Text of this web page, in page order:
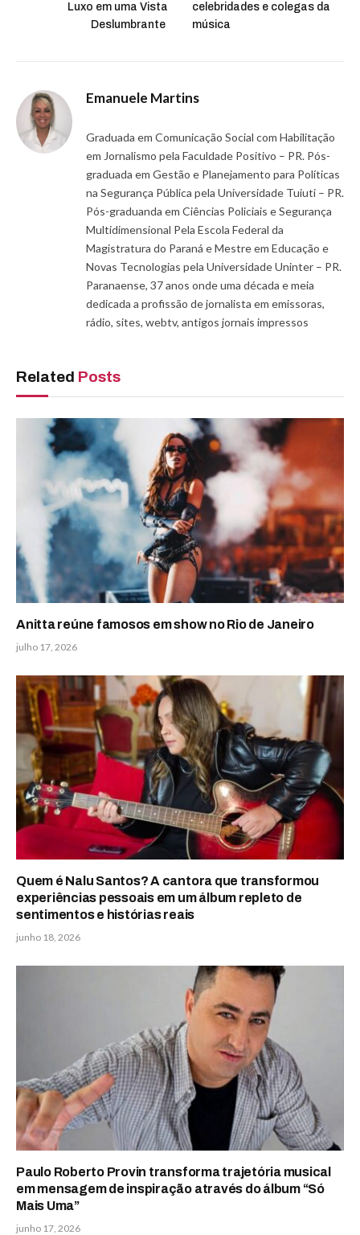
Luxo em uma Vista
Deslumbrante
celebridades e colegas da
música
Emanuele Martins
Graduada em Comunicação Social com Habilitação
em Jornalismo pela Faculdade Positivo – PR. Pós-
graduada em Gestão e Planejamento para Políticas
na Segurança Pública pela Universidade Tuiuti – PR.
Pós-graduanda em Ciências Policiais e Segurança
Multidimensional Pela Escola Federal da
Magistratura do Paraná e Mestre em Educação e
Novas Tecnologias pela Universidade Uninter – PR.
Paranaense, 37 anos onde uma década e meia
dedicada a profissão de jornalista em emissoras,
rádio, sites, webtv, antigos jornais impressos
Related Posts
Anitta reúne famosos em show no Rio de Janeiro
julho 17, 2026
Quem é Nalu Santos? A cantora que transformou
experiências pessoais em um álbum repleto de
sentimentos e histórias reais
junho 18, 2026
Paulo Roberto Provin transforma trajetória musical
em mensagem de inspiração através do álbum “Só
Mais Uma”
junho 17, 2026